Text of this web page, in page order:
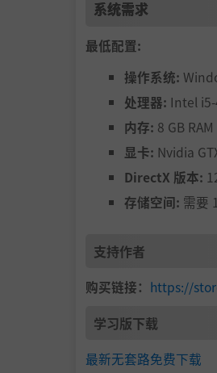
忠诚度问题
英雄是你的主要资源
益）。他们会密切关
地位。您的选择会影
系统需求
最低配置:
操作系统:
处理器: Intel
内存: 8 GB RAM
显卡: Nvidia
DirectX 版本:
存储空间: 需要
支持作者
购买链接： https://
学习版下载
最新无套路免费下载